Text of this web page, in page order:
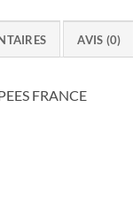
AVIS (0)
FRANCE